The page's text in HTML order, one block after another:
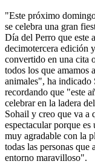
"Este próximo
se celebra una gran
Día del Perro que este
decimotercera edición
convertido en una cita
todos los que amamos
animales", ha indicado
recordando que "este
celebrar en la ladera
Sohail y creo que va a
espectacular porque es
muy agradable con la
todas las personas que
entorno maravilloso".